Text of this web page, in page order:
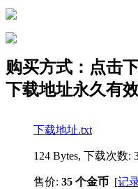
购买方式：点击
下载地址永久有效
下载地址.txt
124 Bytes, 下载次数:
售价: 35 个金币 [记